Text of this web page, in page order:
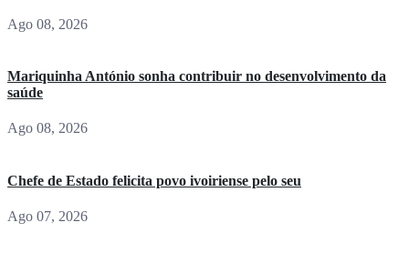
Ago 08, 2026
Mariquinha António sonha contribuir no desenvolvimento da
saúde
Ago 08, 2026
Chefe de Estado felicita povo ivoiriense pelo seu
Ago 07, 2026